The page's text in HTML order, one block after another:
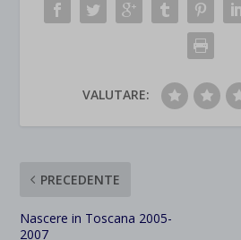
VALUTARE:
PRECEDENTE
Nascere in Toscana 2005-
2007